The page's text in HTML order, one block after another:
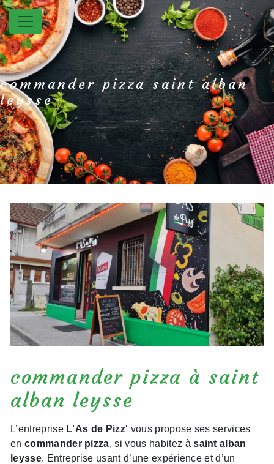
Panneau de gestion des cookies
commander pizza saint alban
leysse
commander pizza à saint
alban leysse
L’entreprise L'As de Pizz' vous propose ses services
en commander pizza, si vous habitez àsaint alban
leysse. Entreprise usant d’une expérience et d’un